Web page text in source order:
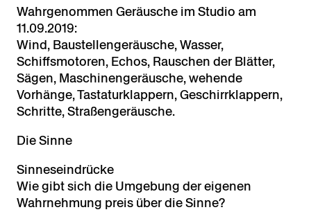
Wahrgenommen Geräusche im Studio am
11.09.2019:
Wind, Baustellengeräusche, Wasser,
Schiffsmotoren, Echos, Rauschen der Blätter,
Sägen, Maschinengeräusche, wehende
Vorhänge, Tastaturklappern, Geschirrklappern,
Schritte, Straßengeräusche.
Die Sinne
Sinneseindrücke
Wie gibt sich die Umgebung der eigenen
Wahrnehmung preis über die Sinne?